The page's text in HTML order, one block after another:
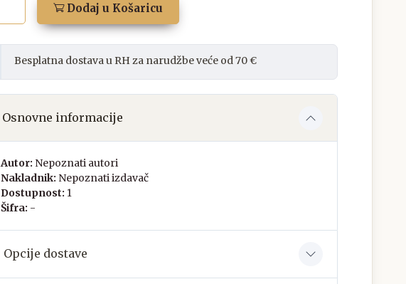
Dodaj u Košaricu
Besplatna dostava u RH za narudžbe veće od 70 €
Osnovne informacije
Autor: Nepoznati autori
Nakladnik: Nepoznati izdavač
Dostupnost: 1
Šifra: -
Opcije dostave